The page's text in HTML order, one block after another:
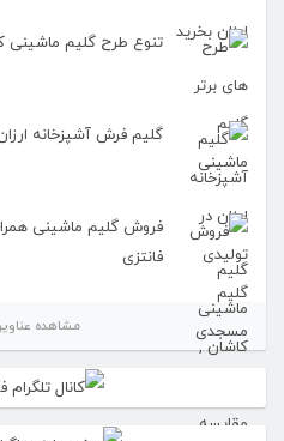
تنوع طرح گلیم ماشینی
گلیم فرش آشپزخانه
فروش گلیم ماشینی
فانتزی
مشاهده